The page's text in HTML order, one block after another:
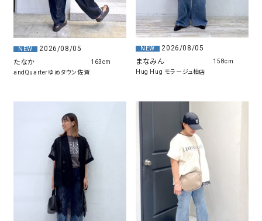
NEW
2026/08/05
たなか
andQuarterゆめタウン佐賀
163cm
NEW
2026/08/05
まなみん
Hug Hug モラージュ柏店
158cm